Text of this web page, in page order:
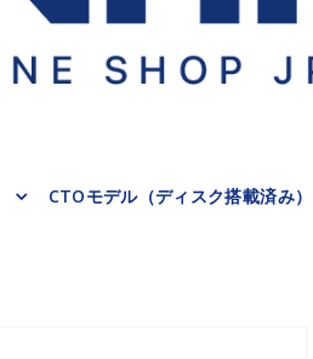
CTOモデル（ディスク搭載済み）